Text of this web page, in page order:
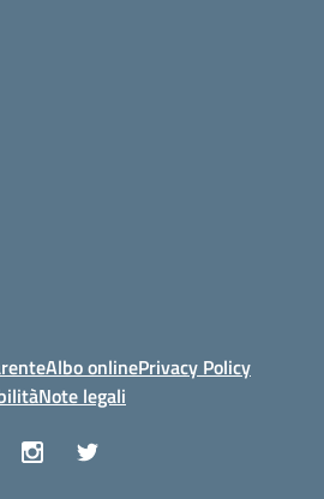
Albo onlinePrivacy Policy
Note legali